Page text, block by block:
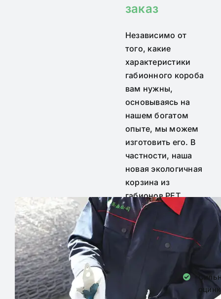
заказ
Независимо от
того, какие
характеристики
габионного короба
вам нужны,
основываясь на
нашем богатом
опыте, мы можем
изготовить его. В
частности, наша
новая экологичная
корзина из
габионов PET
поможет вам
занять
лидирующие
позиции на рынке.